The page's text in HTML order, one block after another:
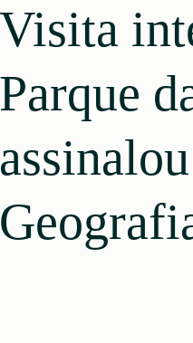
Visita
Parque